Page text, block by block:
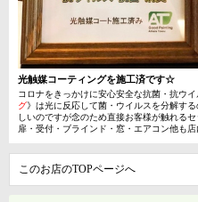
光触媒コーティングを施工済です☆
コロナをきっかけに安心安全な抗菌・抗ウ
グ》は光に反応して菌・ウイルスを分解す
しいのですが念のため直接お客様が触れる
扉・受付・ブラインド・窓・エアコン他も
このお店のTOPページへ